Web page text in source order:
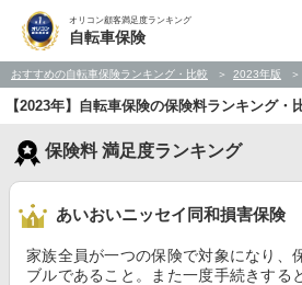
オリコン顧客満足度ランキング
自転車保険
おすすめの自転車保険ランキング・比較 2023年版
【2023年】自転車保険の保険料ランキング・
保険料 満足度ランキング
あいおいニッセイ同和損害保険
家族全員が一つの保険で対象になり、
ブルであること。また一度手続きする